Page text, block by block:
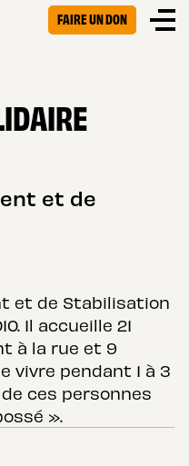
FAIRE UN DON
et de
et de Stabilisation
Il accueille 21
à la rue et 9
vivre pendant 1 à 3
ces personnes
».